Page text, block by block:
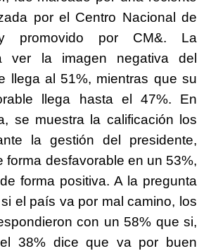
por el Centro Nacional de
y promovido por CM&. La
ver la imagen negativa del
llega al 51%, mientras que su
llega hasta el 47%. En
se muestra la calificación los
la gestión del presidente,
forma desfavorable en un 53%,
forma positiva. A la pregunta
el país va por mal camino, los
con un 58% que si,
38% dice que va por buen